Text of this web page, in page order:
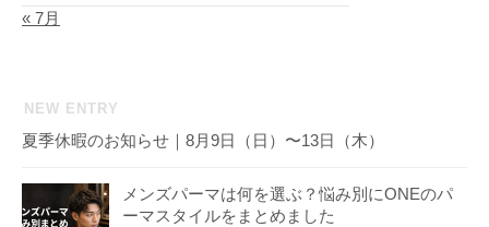
« 7月
NEW ENTRY
夏季休暇のお知らせ｜8月9日（日）〜13日（木）
メンズパーマは何を選ぶ？悩み別にONEのパ
ーマスタイルをまとめました